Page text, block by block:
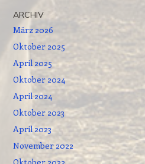
ARCHIV
März 2026
Oktober 2025
April 2025
Oktober 2024
April 2024
Oktober 2023
April 2023
November 2022